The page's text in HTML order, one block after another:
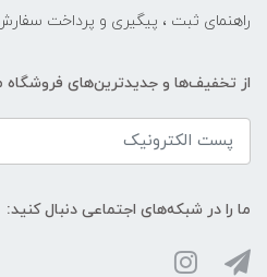
راهنمای ثبت ، پیگیری و پرداخت
از تخفیف‌ها و جدیدترین‌های فروشگاه
ما را در شبکه‌های اجتماعی دنبال کنید: